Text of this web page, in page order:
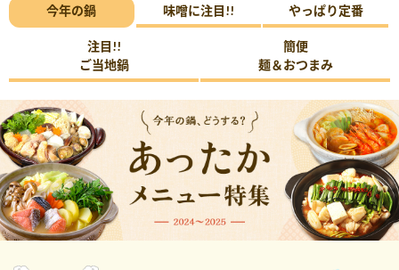
商品からレシピを探す
レシピ名特集
商品情報
商品カテゴリ
酢 調味酢
新商品一覧
今年の鍋 味噌に注目!! やっぱり定番
注目!!
ご当地鍋
簡便
麺＆おつまみ